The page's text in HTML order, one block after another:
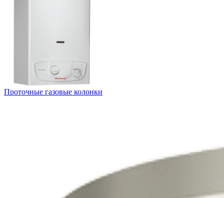
Проточные газовые колонки